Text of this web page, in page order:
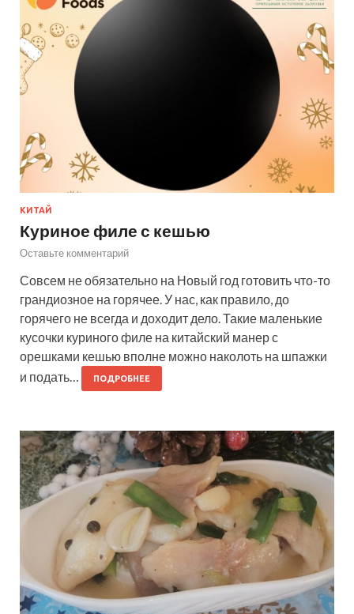
КИТАЙ
Куриное филе с кешью
Оставьте комментарий
Совсем не обязательно на Новый год готовить что-то
грандиозное на горячее. У нас, как правило, до
горячего не всегда и доходит дело. Такие маленькие
кусочки куриного филе на китайский манер с
орешками кешью вполне можно наколоть на шпажки
и подать…
ПОДРОБНЕЕ